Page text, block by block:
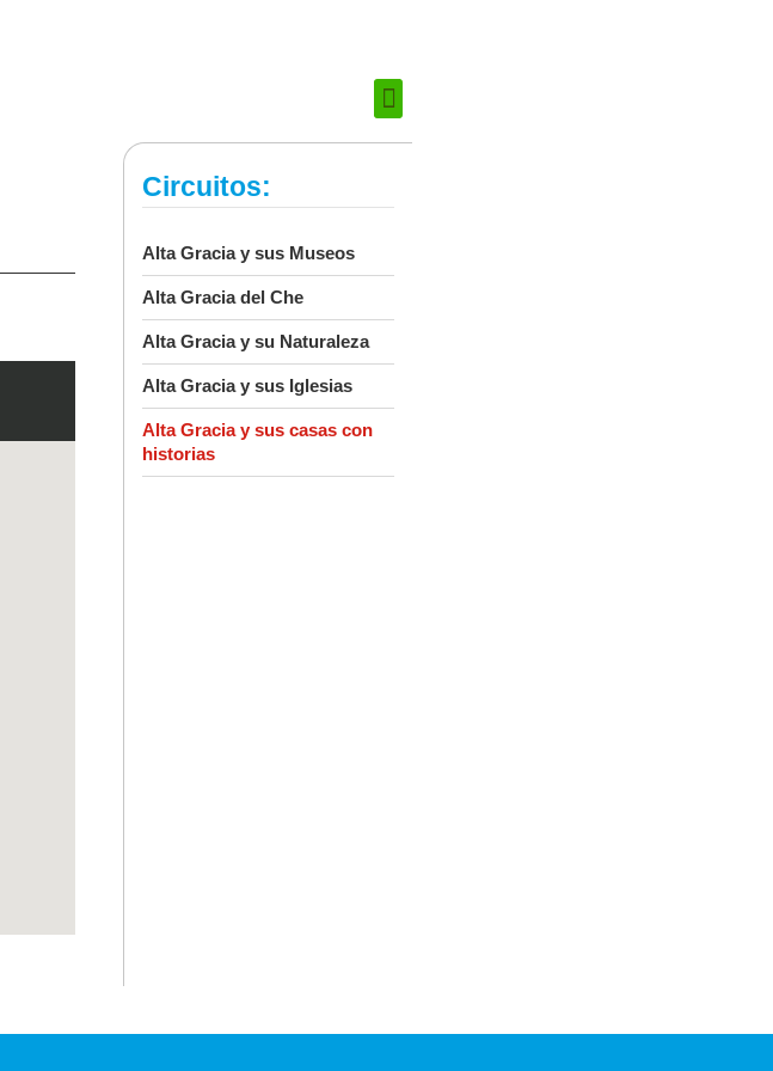
Circuitos:
Alta Gracia y sus Museos
Alta Gracia del Che
Alta Gracia y su Naturaleza
Alta Gracia y sus Iglesias
Alta Gracia y sus casas con
historias